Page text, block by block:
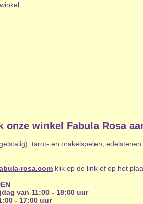
onze winkel Fabula Rosa
tarot- en orakelspelen,
rosa.com klik op de link of op het
van 11:00 - 18:00 uur
- 17:00 uur